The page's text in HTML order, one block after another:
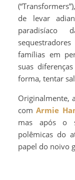
de levar
famílias em
suas
forma, tentar
Originalmente,
comArmie
mas após o
polêmicas do
papel do noivo